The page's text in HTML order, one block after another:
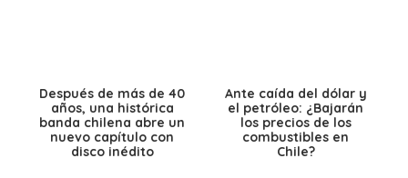
Después de más de 40
años, una histórica
banda chilena abre un
nuevo capítulo con
disco inédito
Ante caída del dólar y
el petróleo: ¿Bajarán
los precios de los
combustibles en
Chile?